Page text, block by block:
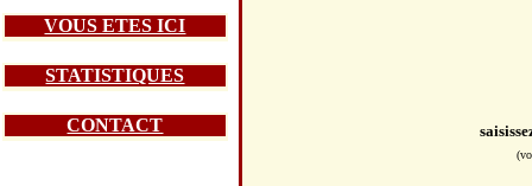
VOUS ETES ICI
STATISTIQUES
CONTACT